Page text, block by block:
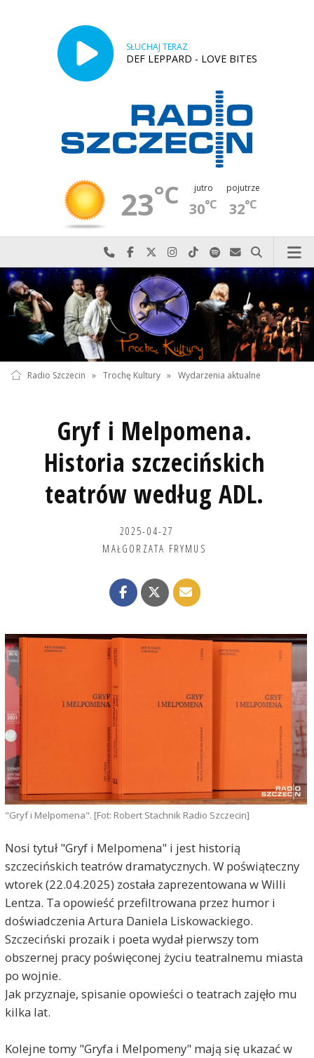
SŁUCHAJ TERAZ
DEF LEPPARD - LOVE BITES
23°C jutro
30°C
pojutrze
32°C
Najlepiej po prostu do nas zadzwoń
Odwiedź nas na Facebook-u
Odwiedź nas na X
Odwiedź nas na Instagram-ie
Odwiedź nas na TikTok-u
Szukaj nas na Spotify
Wyślij do nas
Szukaj
Radio Szczecin » Trochę Kultury » Wydarzenia aktualne
Gryf i Melpomena.
Historia szczecińskich
teatrów według ADL.
2025-04-27
MAŁGORZATA FRYMUS
"Gryf i Melpomena". [Fot: Robert Stachnik Radio Szczecin]
Nosi tytuł "Gryf i Melpomena" i jest historią
szczecińskich teatrów dramatycznych. W poświąteczny
wtorek (22.04.2025) została zaprezentowana w Willi
Lentza. Ta opowieść przefiltrowana przez humor i
doświadczenia Artura Daniela Liskowackiego.
Szczeciński prozaik i poeta wydał pierwszy tom
obszernej pracy poświęconej życiu teatralnemu miasta
po wojnie.
Jak przyznaje, spisanie opowieści o teatrach zajęło mu
kilka lat.
Kolejne tomy "Gryfa i Melpomeny" mają się ukazać w